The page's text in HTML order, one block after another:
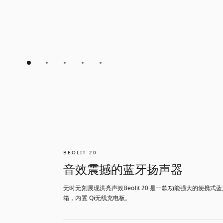
BEOLIT 20
音效震撼的蓝牙扬声器
无时无刻展现洪亮声效Beolit 20 是一款功能强大的便携式
箱，内置 Qi无线充电板。